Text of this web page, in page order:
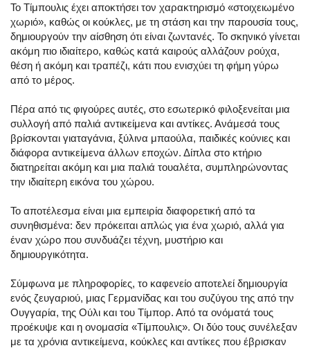
Το Τίμπουλις έχει αποκτήσει τον χαρακτηρισμό «στοιχειωμένο
χωριό», καθώς οι κούκλες, με τη στάση και την παρουσία τους,
δημιουργούν την αίσθηση ότι είναι ζωντανές. Το σκηνικό γίνεται
ακόμη πιο ιδιαίτερο, καθώς κατά καιρούς αλλάζουν ρούχα,
θέση ή ακόμη και τραπέζι, κάτι που ενισχύει τη φήμη γύρω
από το μέρος.
Πέρα από τις φιγούρες αυτές, στο εσωτερικό φιλοξενείται μια
συλλογή από παλιά αντικείμενα και αντίκες. Ανάμεσά τους
βρίσκονται γιαταγάνια, ξύλινα μπαούλα, παιδικές κούνιες και
διάφορα αντικείμενα άλλων εποχών. Δίπλα στο κτήριο
διατηρείται ακόμη και μια παλιά τουαλέτα, συμπληρώνοντας
την ιδιαίτερη εικόνα του χώρου.
Το αποτέλεσμα είναι μια εμπειρία διαφορετική από τα
συνηθισμένα: δεν πρόκειται απλώς για ένα χωριό, αλλά για
έναν χώρο που συνδυάζει τέχνη, μυστήριο και
δημιουργικότητα.
Σύμφωνα με πληροφορίες, το καφενείο αποτελεί δημιουργία
ενός ζευγαριού, μιας Γερμανίδας και του συζύγου της από την
Ουγγαρία, της Ούλι και του Τίμπορ. Από τα ονόματά τους
προέκυψε και η ονομασία «Τίμπουλις». Οι δύο τους συνέλεξαν
με τα χρόνια αντικείμενα, κούκλες και αντίκες που έβρισκαν